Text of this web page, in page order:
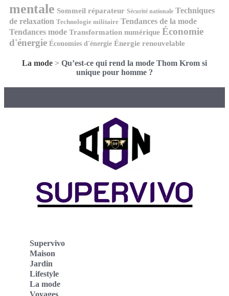
mentale Sommeil réparateur Sécurité nationale Techniques
de relaxation Technologie militaire Tendances de la mode
Tendances mode Transformation numérique Économie
d'énergie Économies d'énergie Énergie renouvelable
La mode > Qu’est-ce qui rend la mode Thom Krom si
unique pour homme ?
Supervivo
Maison
Jardin
Lifestyle
La mode